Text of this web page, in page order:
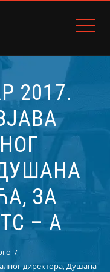
2017.
ЗА
– А
директора, Душана